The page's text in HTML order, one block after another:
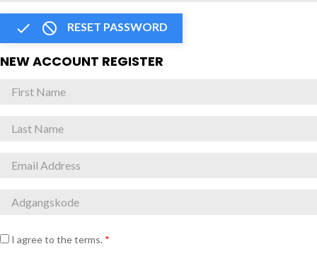
  RESET PASSWORD
NEW ACCOUNT REGISTER
I agree to the terms. *